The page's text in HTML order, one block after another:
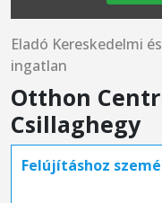
Eladó Kereskedelmi
ingatlan
Otthon
Csillaghegy
Felújításhoz